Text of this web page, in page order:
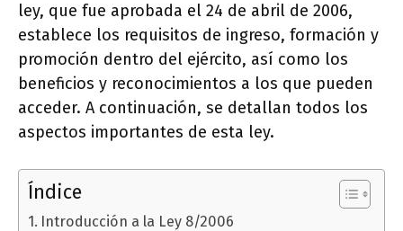
ley, que fue aprobada el 24 de abril de 2006,
establece los requisitos de ingreso, formación y
promoción dentro del ejército, así como los
beneficios y reconocimientos a los que pueden
acceder. A continuación, se detallan todos los
aspectos importantes de esta ley.
Índice
Introducción a la Ley 8/2006